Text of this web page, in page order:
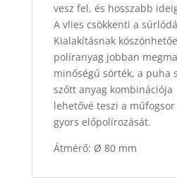
vesz fel, és hosszabb
A vlies csökkenti a
Kialakításnak
políranyag jobban
minőségű sörték, a puha
szőtt anyag kombinációja
lehetővé teszi a
gyors előpolírozását.
Átmérő: Ø 80 mm